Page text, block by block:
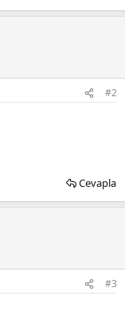
#2
Cevapla
#3